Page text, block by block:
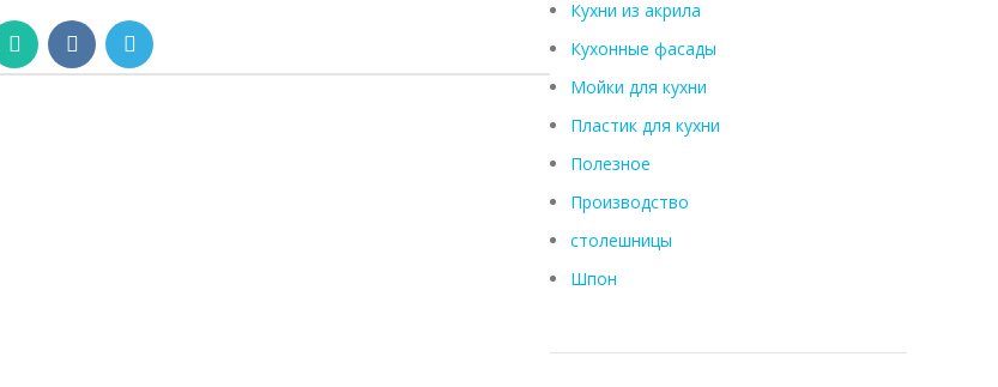
Кухни из акрила
Кухонные фасады
Мойки для кухни
Пластик для кухни
Полезное
Производство
столешницы
Шпон